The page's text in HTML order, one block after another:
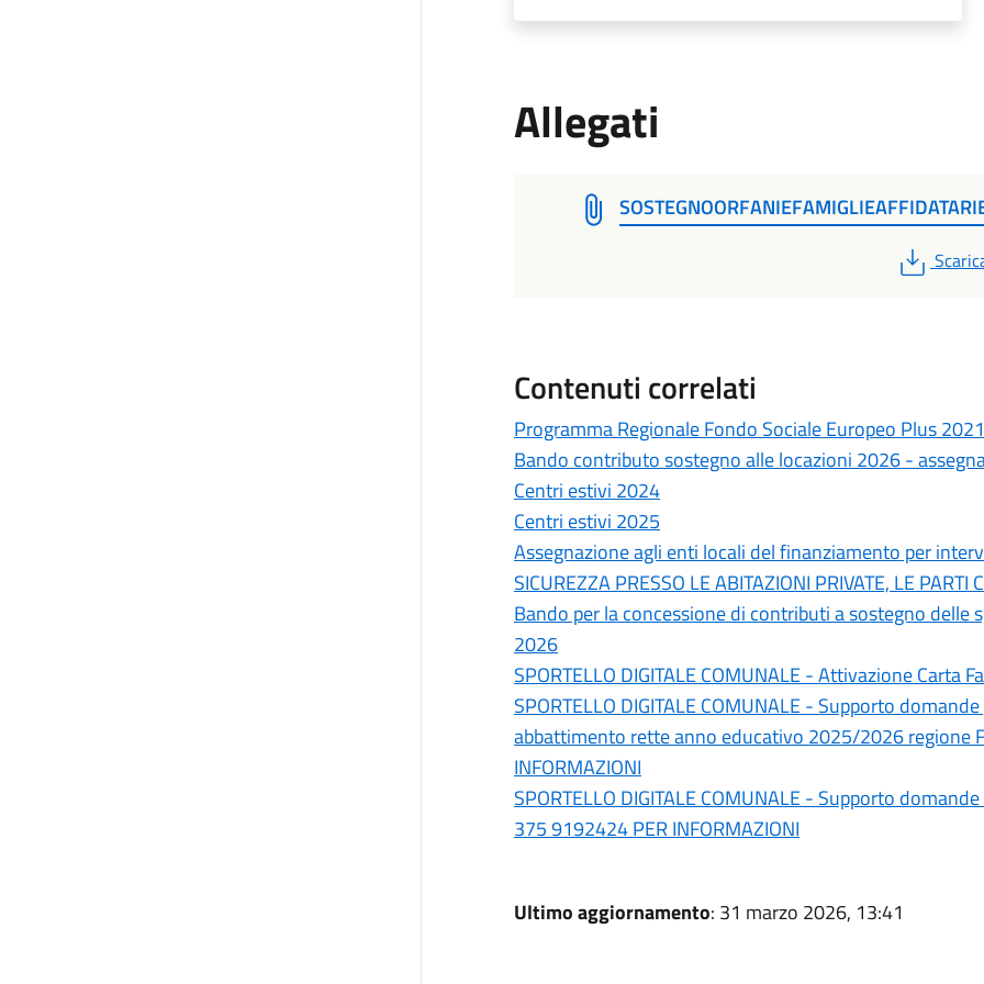
Allegati
PDF
Contenuti correlati
Programma Regionale Fondo Sociale Europeo Plus
Bando contributo sostegno alle locazioni 2026 -
Centri estivi 2024
Centri estivi 2025
Assegnazione agli enti locali del finanziamento per
SICUREZZA PRESSO LE ABITAZIONI PRIVATE, LE
Bando per la concessione di contributi a sostegno delle
2026
SPORTELLO DIGITALE COMUNALE - Attivazione Carta
SPORTELLO DIGITALE COMUNALE - Supporto
abbattimento rette anno educativo 2025/2026 regione
INFORMAZIONI
SPORTELLO DIGITALE COMUNALE - Supporto
375 9192424 PER INFORMAZIONI
Ultimo aggiornamento: 31 marzo 2026, 13:41